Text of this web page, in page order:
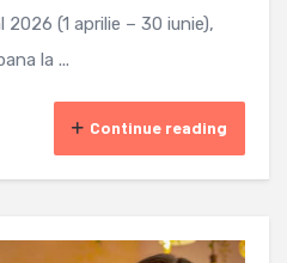
(1 aprilie – 30 iunie),
la ...
Continue reading